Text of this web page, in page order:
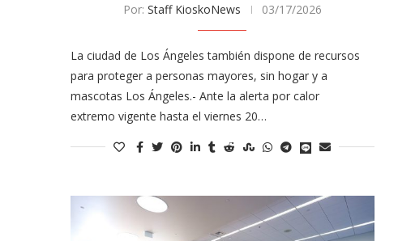
Por: Staff KioskoNews 03/17/2026
La ciudad de Los Ángeles también dispone de recursos
para proteger a personas mayores, sin hogar y a
mascotas Los Ángeles.- Ante la alerta por calor
extremo vigente hasta el viernes 20…